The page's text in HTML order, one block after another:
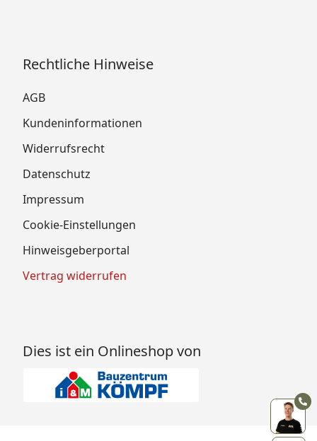
Rechtliche Hinweise
AGB
Kundeninformationen
Widerrufsrecht
Datenschutz
Impressum
Cookie-Einstellungen
Hinweisgeberportal
Vertrag widerrufen
Dies ist ein Onlineshop von